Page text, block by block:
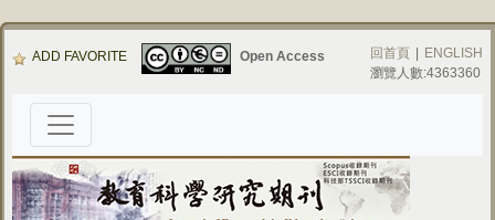
ADD FAVORITE Open Access 回首頁
ENGLISH
瀏覽人數:4363360